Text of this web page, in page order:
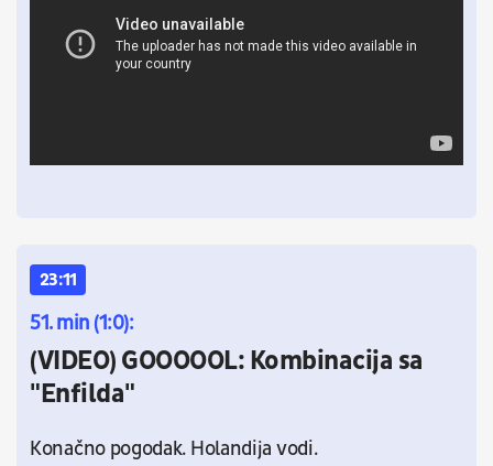
23:11
51. min (1:0):
(VIDEO) GOOOOOL: Kombinacija sa
"Enfilda"
Konačno pogodak. Holandija vodi.